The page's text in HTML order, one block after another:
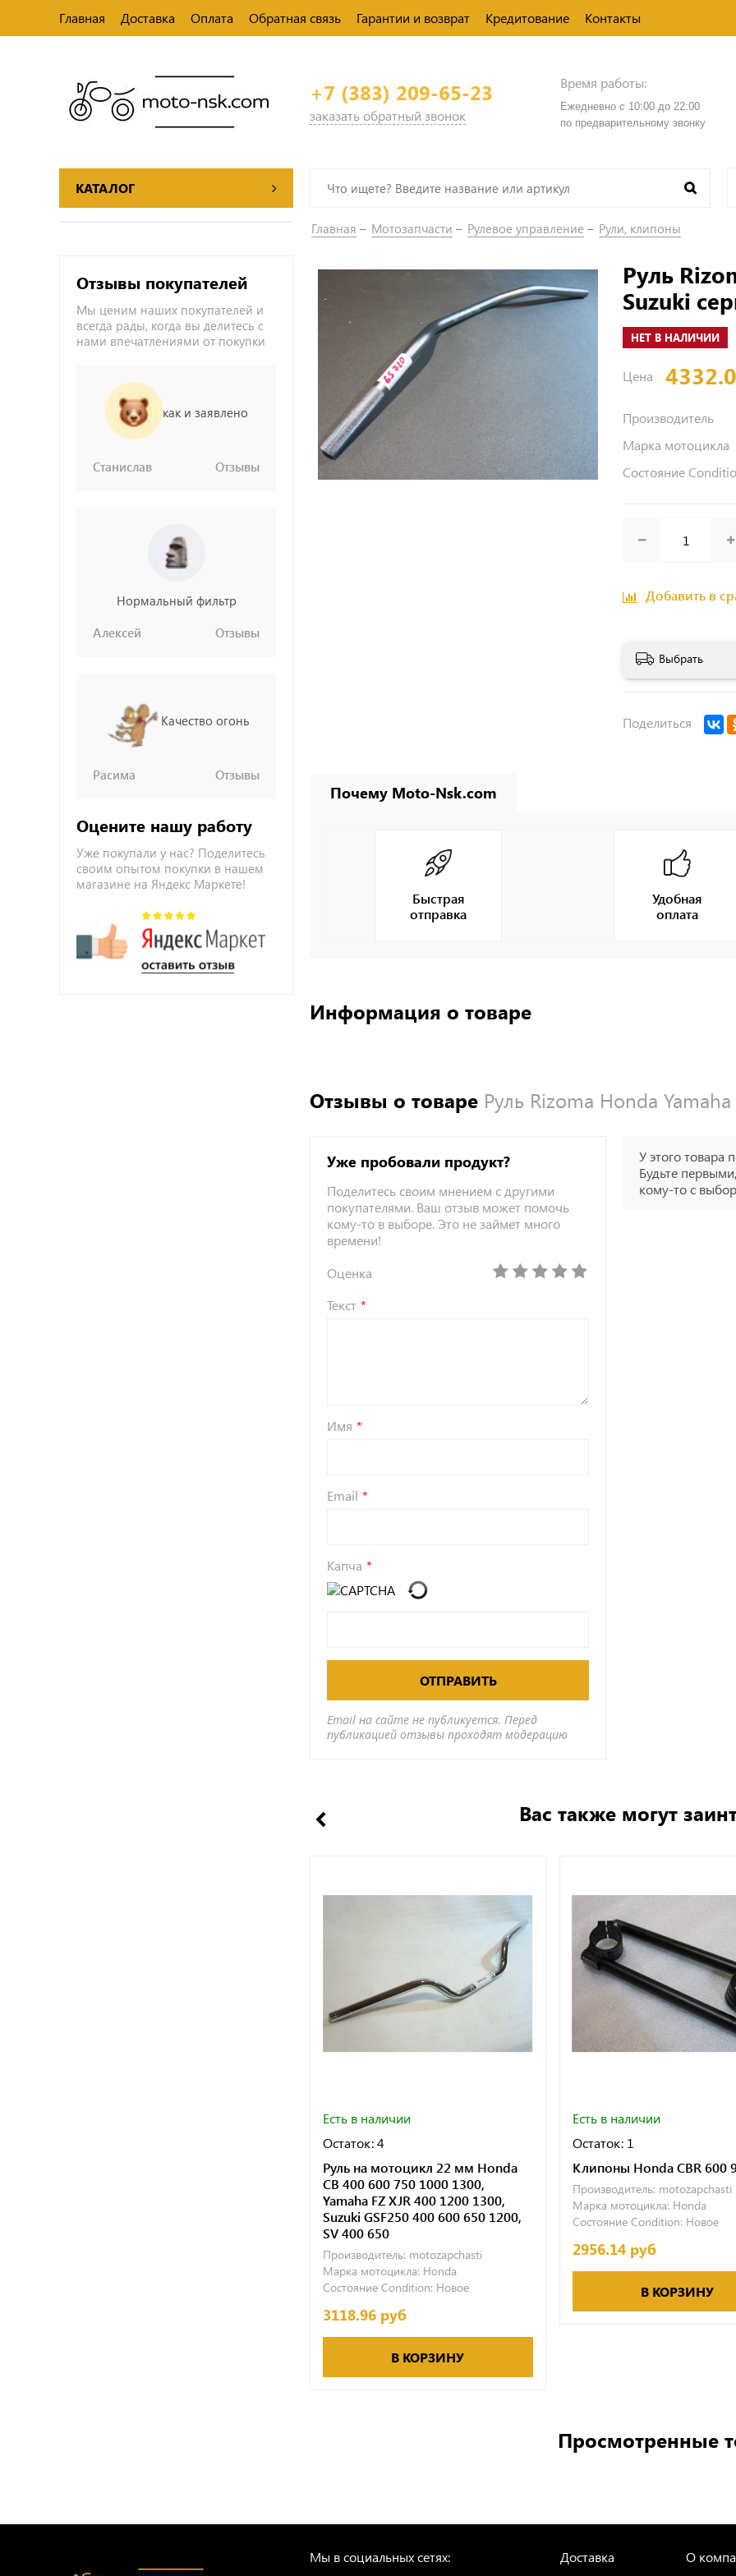
Главная Доставка Оплата Обратная связь Гарантии и возврат Кредитование Контакты
+7 (383) 209-65-23
заказать обратный звонок
Время работы:
Ежедневно с 10:00 до 22:00
​по предварительному звонку
КАТАЛОГ
Отзывы покупателей
Мы ценим наших покупателей и
всегда рады, когда вы делитесь с
нами впечатлениями от покупки
как и заявлено
Станислав Отзывы
Нормальный фильтр
Алексей
Отзывы
Качество огонь
Расима Отзывы
Оцените нашу работу
Уже покупали у нас? Поделитесь
своим опытом покупки в нашем
магазине на Яндекс Маркете!
Главная Мотозапчасти Рулевое управление Рули, клипоны
Руль
Suzuki
НЕТ В НАЛИЧИИ
Цена
Производитель
Марка мотоцикла
Состояние
Добавить в
Выбрать
Поделиться
Почему Moto-Nsk.com
Быстрая
отправка
Удобная
оплата
Информация о товаре
Отзывы о товаре Руль Rizoma Honda
Уже пробовали продукт?
Поделитесь своим мнением с другими
покупателями. Ваш отзыв может помочь
кому-то в выборе. Это не займет много
времени!
Оценка
Текст
Имя
Email
Капча
ОТПРАВИТЬ
Email на сайте не публикуется. Перед
публикацией отзывы проходят модерацию
У этого товара
Будьте
кому-то с
Вас также могут
Есть в наличии
Остаток: 4
Руль на мотоцикл 22 мм Honda
CB 400 600 750 1000 1300,
Yamaha FZ XJR 400 1200 1300,
Suzuki GSF250 400 600 650 1200,
SV 400 650
Производитель: motozapchasti
Марка мотоцикла: Honda
Состояние Condition: Новое
3118.96 руб
В КОРЗИНУ
Есть в наличии
Остаток: 1
Клипоны Honda CBR 600
Производитель: motozapchasti
Марка мотоцикла: Honda
Состояние Condition: Новое
2956.14 руб
В КОРЗИНУ
Просмотренные
Мы в социальных сетях:
Доставка
О